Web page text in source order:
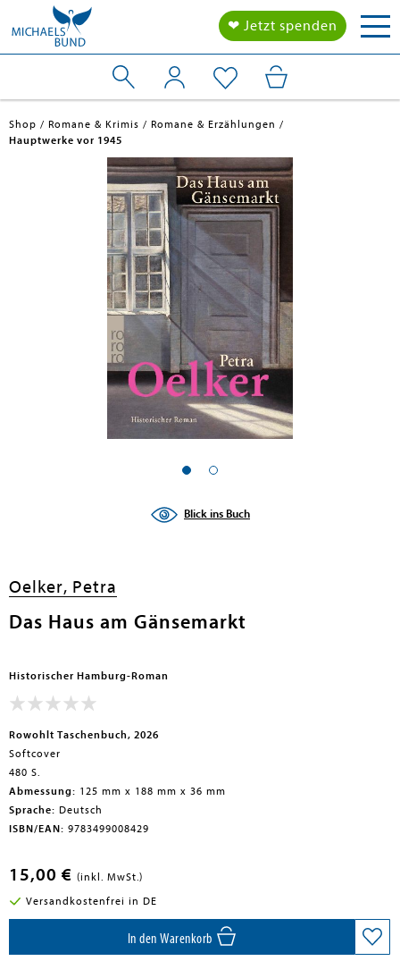
❤ Jetzt spenden
Shop Romane & Krimis
Romane & Erzählungen
Hauptwerke vor 1945
Blick ins Buch
Oelker, Petra
Das Haus am Gänsemarkt
Historischer Hamburg-Roman
Rowohlt Taschenbuch, 2026
Softcover
480 S.
Abmessung: 125 mm x 188 mm x 36 mm
Sprache: Deutsch
ISBN/EAN: 9783499008429
15,00 € (inkl. MwSt.)
Versandkostenfrei in DE
In den Warenkorb